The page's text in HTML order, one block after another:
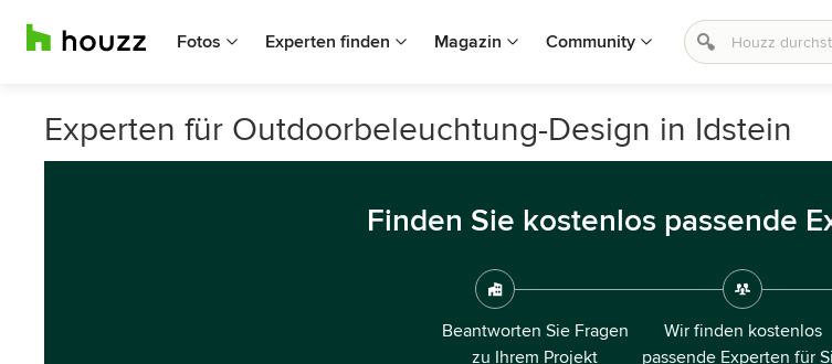
Fotos Experten finden Magazin Community
Experten für Outdoorbeleuchtung-Design in Idstein
Finden Sie kostenlos passende
Beantworten Sie Fragen
zu Ihrem Projekt
Wir finden kostenlos
passende Experten für